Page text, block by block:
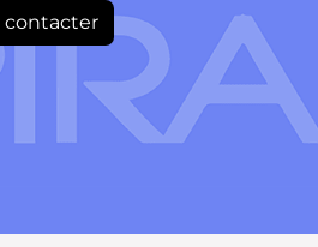
contacter